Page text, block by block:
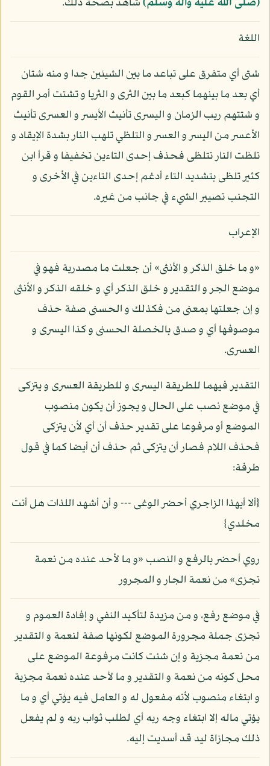
(صلى الله عليه وآله وسلم)شاهد بصحة ذلك.
اللغة
شتى أي متفرق على تباعد ما بين الشيئين جدا و منه شتان
أي بعد ما بينهما كبعد ما بين الثرى و الثريا و تشتت أمر القوم
و شتتهم ريب الزمان و اليسرى تأنيث الأيسر و العسرى تأنيث
الأعسر من اليسر و العسر و التلظي تلهب النار بشدة الإيقاد و
تلظت النار تتلظى فحذف إحدى التاءين تخفيفا و قرأ ابن
كثير تلظى بتشديد التاء أدغم إحدى التاءين في الأخرى و
التجنب تصيير الشيء في جانب من غيره.
الإعراب
«و ما خلق الذكر و الأنثى» أن جعلت ما مصدرية فهو في
موضع الجر و التقدير و خلق الذكر أي و خلقه الذكر و الأنثى
و إن جعلتها بمعنى من فكذلك و الحسنى صفة حذف
موصوفها أي و صدق بالخصلة الحسنى و كذا اليسرى و
العسرى.
التقدير فيهما للطريقة اليسرى و للطريقة العسرى و يتزكى
في موضع نصب على الحال و يجوز أن يكون منصوب
الموضع أو مرفوعا على تقدير حذف أن أي لأن يتزكى
فحذف اللام فصار أن يتزكى ثم حذف أن أيضا كما في قول
طرفة:
{ألا أيهذا الزاجري أحضر الوغى --- و أن أشهد اللذات هل أنت
مخلدي}
روي أحضر بالرفع و النصب «و ما لأحد عنده من نعمة
تجزى» من نعمة الجار و المجرور
في موضع رفع، و من مزيدة لتأكيد النفي و إفادة العموم و
تجزى جملة مجرورة الموضع لكونها صفة لنعمة و التقدير
من نعمة مجزية و إن شئت كانت مرفوعة الموضع على
محل كونه من نعمة و التقدير و ما لأحد عنده نعمة مجزية
و ابتغاء منصوب لأنه مفعول له و العامل فيه يؤتي أي و ما
يؤتي ماله إلا ابتغاء وجه ربه أي لطلب ثواب ربه و لم يفعل
ذلك مجازاة ليد قد أسديت إليه.